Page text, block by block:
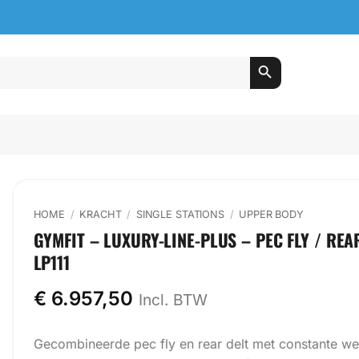
HOME / KRACHT / SINGLE STATIONS / UPPER BODY
GYMFIT – LUXURY-LINE-PLUS – PEC FLY /
LP111
€ 6.957,50 Incl. BTW
Gecombineerde pec fly en rear delt met constante